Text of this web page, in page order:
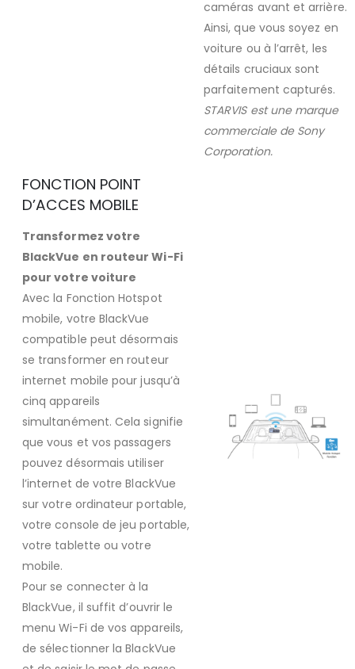
caméras avant et arrière.
Ainsi, que vous soyez en
voiture ou à l’arrêt, les
détails cruciaux sont
parfaitement capturés.
STARVIS est une marque
commerciale de Sony
Corporation.
FONCTION POINT
D’ACCES MOBILE
Transformez votre
BlackVue en routeur Wi-Fi
pour votre voiture
Avec la Fonction Hotspot
mobile, votre BlackVue
compatible peut désormais
se transformer en routeur
internet mobile pour jusqu’à
cinq appareils
simultanément. Cela signifie
que vous et vos passagers
pouvez désormais utiliser
l’internet de votre BlackVue
sur votre ordinateur portable,
votre console de jeu portable,
votre tablette ou votre
mobile.
Pour se connecter à la
BlackVue, il suffit d’ouvrir le
menu Wi-Fi de vos appareils,
de sélectionner la BlackVue